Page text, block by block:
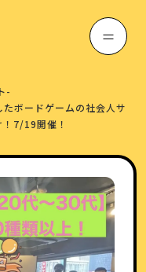
-
たボードゲームの社会人サ
7/19開催！